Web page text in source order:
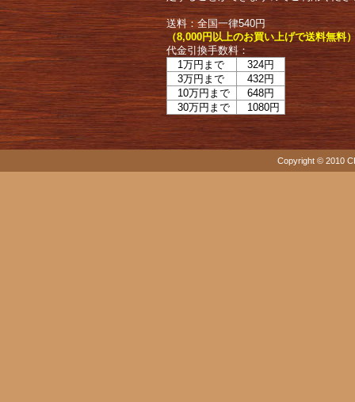
送料：全国一律540円
（8,000円以上のお買い上げで送料無料
代金引換手数料：
1万円まで
324円
3万円まで
432円
10万円まで
648円
30万円まで
1080円
Copyright © 2010